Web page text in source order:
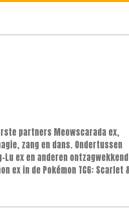
partners Meowscarada ex,
zang en dans. Ondertussen
ex en anderen
ex in de Pokémon TCG: Scarlet